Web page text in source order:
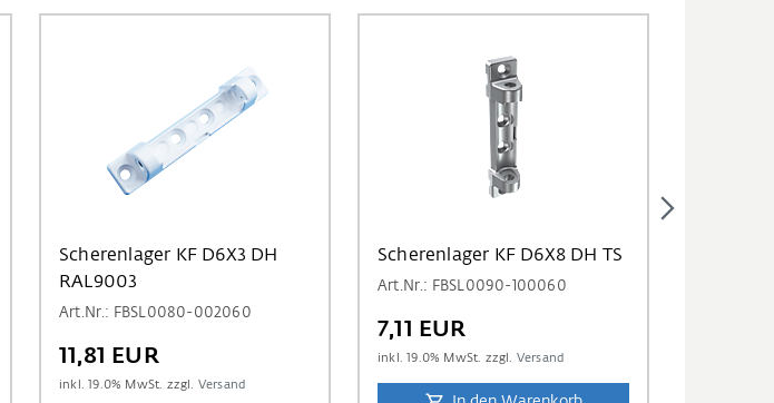
Scherenlager KF D6X3 DH
RAL9003
Art.Nr.: FBSL0080-002060
11,81 EUR
inkl.19.0% MwSt. zzgl. Versand
Scherenlager KF D6X8 DH TS
Art.Nr.: FBSL0090-100060
7,11 EUR
inkl.19.0% MwSt. zzgl. Versand